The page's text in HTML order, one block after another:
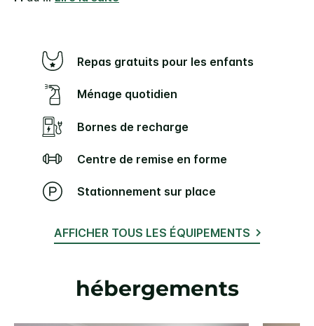
Repas gratuits pour les enfants
Ménage quotidien
Bornes de recharge
Centre de remise en forme
Stationnement sur place
AFFICHER TOUS LES ÉQUIPEMENTS
hébergements